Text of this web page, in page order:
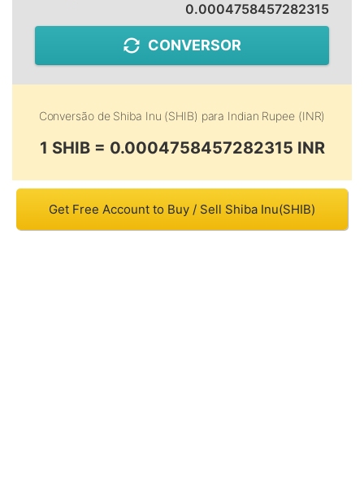
0.0004758457282315
CONVERSOR
Conversão de Shiba Inu (SHIB) para Indian Rupee (INR)
1 SHIB = 0.0004758457282315 INR
Get Free Account to Buy / Sell Shiba Inu(SHIB)